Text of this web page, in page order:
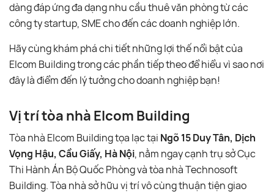
dàng đáp ứng đa dạng nhu cầu thuê văn phòng từ các
công ty startup, SME cho đến các doanh nghiệp lớn.
Hãy cùng khám phá chi tiết những lợi thế nổi bật của
Elcom Building trong các phần tiếp theo để hiểu vì sao nơi
đây là điểm đến lý tưởng cho doanh nghiệp bạn!
Vị trí tòa nhà Elcom Building
Tòa nhà Elcom Building tọa lạc tại Ngõ 15 Duy Tân, Dịch
Vọng Hậu, Cầu Giấy, Hà Nội, nằm ngay cạnh trụ sở Cục
Thi Hành Án Bộ Quốc Phòng và tòa nhà Technosoft
Building. Tòa nhà sở hữu vị trí vô cùng thuận tiện giao